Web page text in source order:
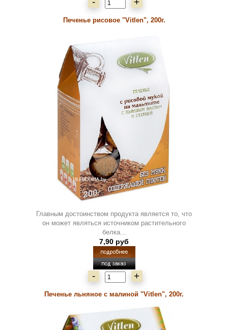
Печенье рисовое "Vitlen", 200г.
Главным достоинством продукта является то, что
он может являться источником растительного
белка...
7,90 руб
- +
Печенье льняное с малиной "Vitlen", 200г.